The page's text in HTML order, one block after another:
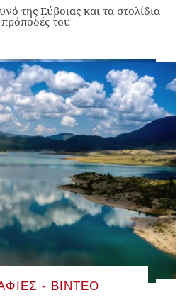
της Εύβοιας και τα στολίδια
του
- ΒΊΝΤΕΟ